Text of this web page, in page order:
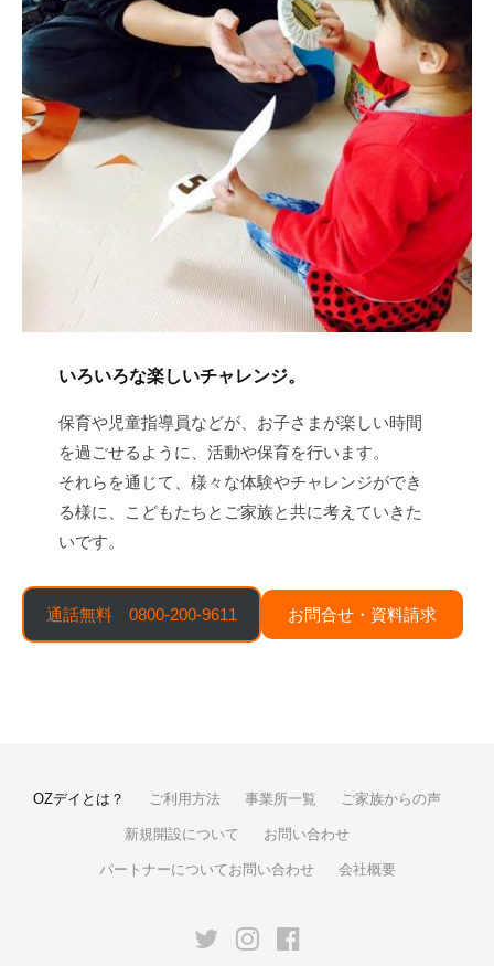
いろいろな楽しいチャレンジ。
保育や児童指導員などが、お子さまが楽しい時間
を過ごせるように、活動や保育を行います。
それらを通じて、様々な体験やチャレンジができ
る様に、こどもたちとご家族と共に考えていきた
いです。
通話無料 0800-200-9611 お問合せ・資料請求
OZデイとは？ ご利用方法 事業所一覧 ご家族からの声
新規開設について お問い合わせ
パートナーについてお問い合わせ 会社概要
twitterinstagram